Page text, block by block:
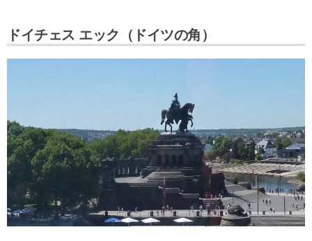
ドイチェス エック（ドイツの角）